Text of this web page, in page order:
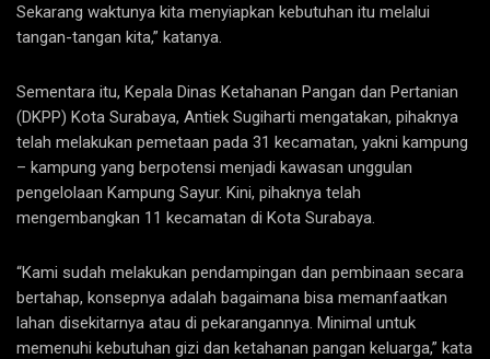
Sekarang waktunya kita menyiapkan kebutuhan itu melalui
tangan-tangan kita,” katanya.
Sementara itu, Kepala Dinas Ketahanan Pangan dan Pertanian
(DKPP) Kota Surabaya, Antiek Sugiharti mengatakan, pihaknya
telah melakukan pemetaan pada 31 kecamatan, yakni kampung
– kampung yang berpotensi menjadi kawasan unggulan
pengelolaan Kampung Sayur. Kini, pihaknya telah
mengembangkan 11 kecamatan di Kota Surabaya.
“Kami sudah melakukan pendampingan dan pembinaan secara
bertahap, konsepnya adalah bagaimana bisa memanfaatkan
lahan disekitarnya atau di pekarangannya. Minimal untuk
memenuhi kebutuhan gizi dan ketahanan pangan keluarga,” kata